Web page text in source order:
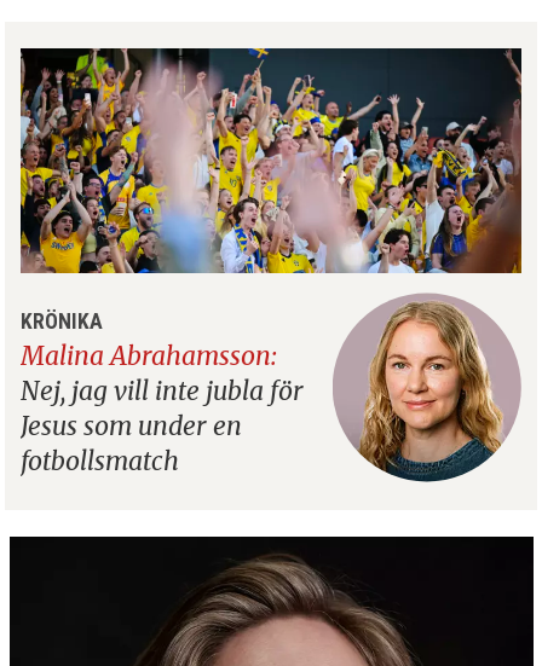
KRÖNIKA
Malina Abrahamsson:
Nej, jag vill inte jubla för
Jesus som under en
fotbollsmatch